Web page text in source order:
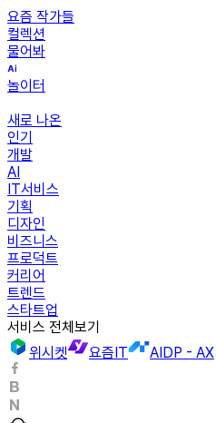
요즘 작가들
컬렉션
물어봐
놀이터
새로 나온
인기
개발
AI
IT서비스
기획
디자인
비즈니스
프로덕트
커리어
트렌드
스타트업
서비스 전체보기
위시켓
요즘IT AIDP - AX